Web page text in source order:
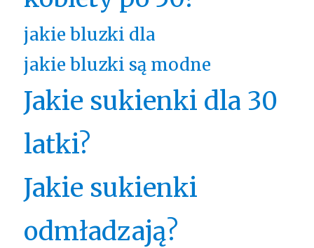
jakie bluzki dla
jakie bluzki są modne
Jakie sukienki dla 30
latki?
Jakie sukienki
odmładzają?